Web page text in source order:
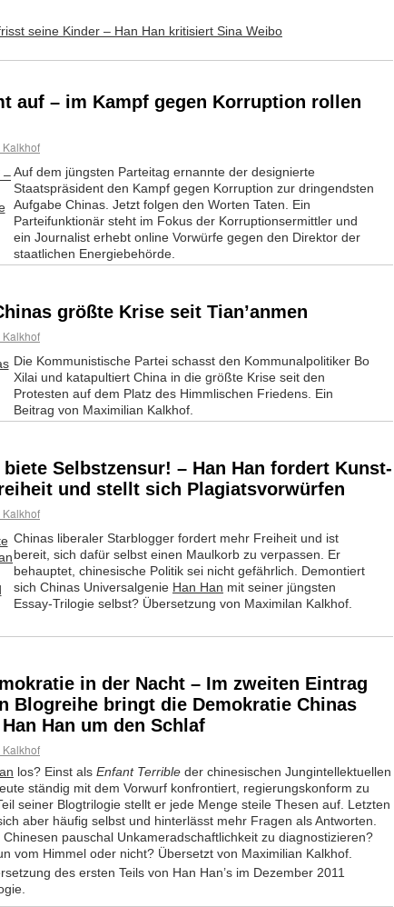
auf – im Kampf gegen Korruption rollen
Auf dem jüngsten Parteitag ernannte der designierte
Staatspräsident den Kampf gegen Korruption zur dringendsten
Aufgabe Chinas. Jetzt folgen den Worten Taten. Ein
Parteifunktionär steht im Fokus der Korruptionsermittler und
ein Journalist erhebt online Vorwürfe gegen den Direktor der
staatlichen Energiebehörde.
größte Krise seit Tian’anmen
Die Kommunistische Partei schasst den Kommunalpolitiker Bo
Xilai und katapultiert China in die größte Krise seit den
Protesten auf dem Platz des Himmlischen Friedens. Ein
Beitrag von Maximilian Kalkhof.
Selbstzensur! – Han Han fordert Kunst-
und stellt sich Plagiatsvorwürfen
Chinas liberaler Starblogger fordert mehr Freiheit und ist
bereit, sich dafür selbst einen Maulkorb zu verpassen. Er
behauptet, chinesische Politik sei nicht gefährlich. Demontiert
sich Chinas Universalgenie Han Han mit seiner jüngsten
Essay-Trilogie selbst? Übersetzung von Maximilan Kalkhof.
in der Nacht – Im zweiten Eintrag
Blogreihe bringt die Demokratie Chinas
Han um den Schlaf
los? Einst als Enfant Terrible der chinesischen Jungintellektuellen
ständig mit dem Vorwurf konfrontiert, regierungskonform zu
seiner Blogtrilogie stellt er jede Menge steile Thesen auf. Letzten
aber häufig selbst und hinterlässt mehr Fragen als Antworten.
pauschal Unkameradschaftlichkeit zu diagnostizieren?
vom Himmel oder nicht? Übersetzt von Maximilian Kalkhof.
des ersten Teils von Han Han’s im Dezember 2011